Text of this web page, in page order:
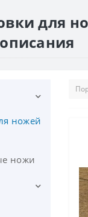
для
ножей
ножи